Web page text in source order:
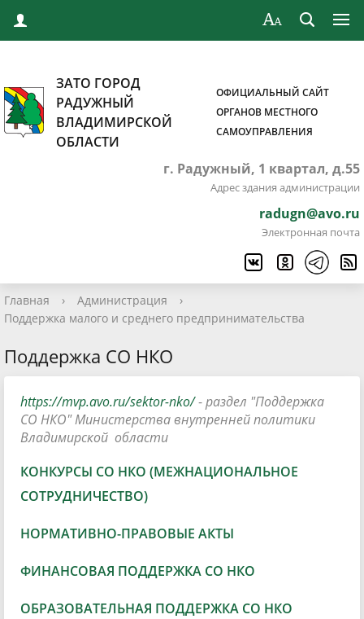
ЗАТО ГОРОД
РАДУЖНЫЙ
ВЛАДИМИРСКОЙ
ОБЛАСТИ
ОФИЦИАЛЬНЫЙ САЙТ
ОРГАНОВ МЕСТНОГО
САМОУПРАВЛЕНИЯ
г. Радужный, 1 квартал, д.55
Адрес здания администрации
radugn@avo.ru
Электронная почта
Главная › Администрация
›
Поддержка малого и среднего предпринимательства
Поддержка СО НКО
https://mvp.avo.ru/sektor-nko/-раздел "Поддержка
СО НКО" Министерства внутренней политики
Владимирской области
КОНКУРСЫ СО НКО (МЕЖНАЦИОНАЛЬНОЕ
СОТРУДНИЧЕСТВО)
НОРМАТИВНО-ПРАВОВЫЕ АКТЫ
ФИНАНСОВАЯ ПОДДЕРЖКА СО НКО
ОБРАЗОВАТЕЛЬНАЯ ПОДДЕРЖКА СО НКО